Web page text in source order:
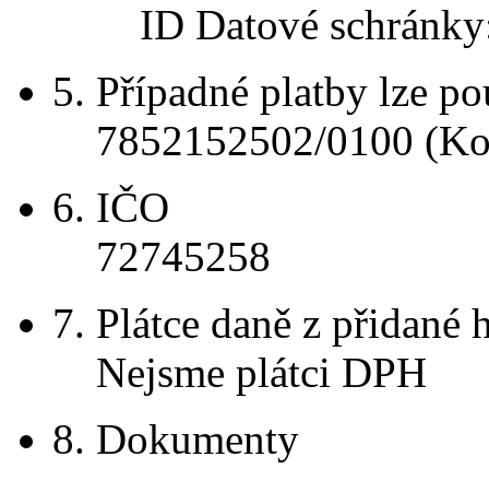
ID Datové
5. Případné platby lze
7852152502/0100
6. IČO
72745258
7. Plátce daně z přidané
Nejsme plátci DPH
8. Dokumenty